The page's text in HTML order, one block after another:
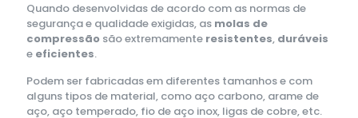
Quando desenvolvidas de acordo com as normas de
segurança e qualidade exigidas, as molas de
compressão são extremamente resistentes, duráveis
e eficientes.
Podem ser fabricadas em diferentes tamanhos e com
alguns tipos de material, como aço carbono, arame de
aço, aço temperado, fio de aço inox, ligas de cobre, etc.